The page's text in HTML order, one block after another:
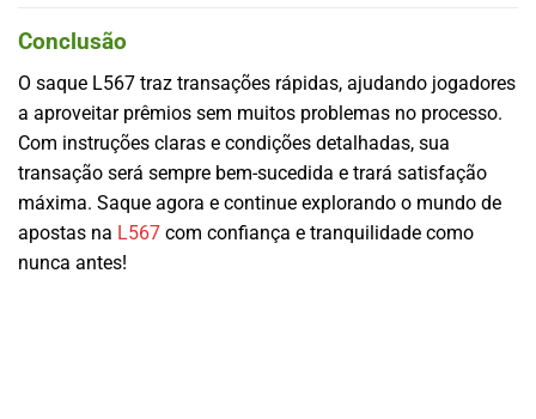
Conclusão
O saque L567 traz transações rápidas, ajudando jogadores
a aproveitar prêmios sem muitos problemas no processo.
Com instruções claras e condições detalhadas, sua
transação será sempre bem-sucedida e trará satisfação
máxima. Saque agora e continue explorando o mundo de
apostas na L567 com confiança e tranquilidade como
nunca antes!